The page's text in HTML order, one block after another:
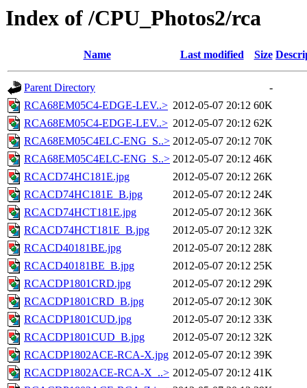
Index of /CPU_Photos2/rca
Name Last modified Size
Parent Directory
-
RCA68EM05C4-EDGE-LEV..> 2012-05-07 20:12 60K
RCA68EM05C4-EDGE-LEV..> 2012-05-07 20:12 62K
RCA68EM05C4ELC-ENG_S..> 2012-05-07 20:12 70K
RCA68EM05C4ELC-ENG_S..> 2012-05-07 20:12 46K
RCACD74HC181E.jpg
2012-05-07 20:12 26K
RCACD74HC181E_B.jpg
2012-05-07 20:12 24K
RCACD74HCT181E.jpg
2012-05-07 20:12 36K
RCACD74HCT181E_B.jpg
2012-05-07 20:12 32K
RCACD40181BE.jpg
2012-05-07 20:12 28K
RCACD40181BE_B.jpg
2012-05-07 20:12 25K
RCACDP1801CRD.jpg
2012-05-07 20:12 29K
RCACDP1801CRD_B.jpg
2012-05-07 20:12 30K
RCACDP1801CUD.jpg
2012-05-07 20:12 33K
RCACDP1801CUD_B.jpg
2012-05-07 20:12 32K
RCACDP1802ACE-RCA-X.jpg 2012-05-07 20:12 39K
RCACDP1802ACE-RCA-X_..> 2012-05-07 20:12 41K